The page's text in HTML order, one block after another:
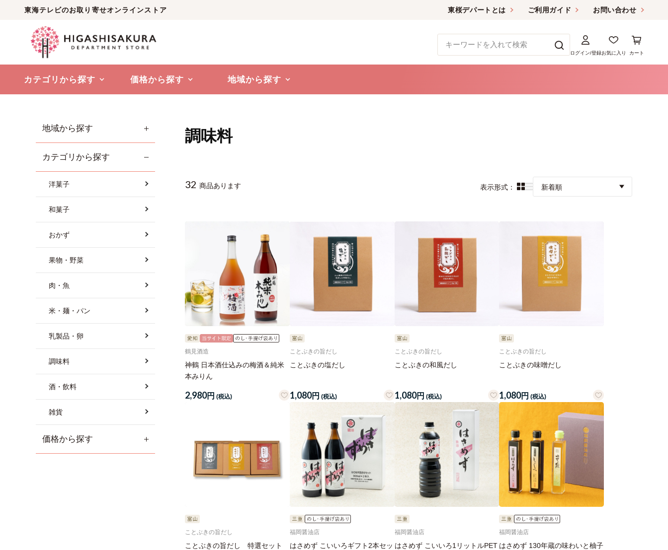
東海テレビのお取り寄せオンラインストア 東桜デパートとは ご利用ガイド お問い合わせ
ログイン/登録お気に入り カート
カテゴリから探す 価格から探す 地域から探す
地域から探す
カテゴリから探す
洋菓子
和菓子
おかず
果物・野菜
肉・魚
米・麺・パン
乳製品・卵
調味料
酒・飲料
雑貨
価格から探す
調味料
32 商品あります 表示形式： 新着順
鶴見酒造
神鶴 日本酒仕込みの梅酒＆純米
本みりん
2,980円 (税込)
ことぶきの旨だし
ことぶきの塩だし
1,080円 (税込)
ことぶきの旨だし
ことぶきの和風だし
1,080円 (税込)
ことぶきの旨だし
ことぶきの味噌だし
1,080円 (税込)
ことぶきの旨だし
ことぶきの旨だし 特選セット
福岡醤油店
はさめず こいいろギフト2本セッ
福岡醤油店
はさめず こいいろ1リットルPET
福岡醤油店
はさめず 130年蔵の味わいと柚子